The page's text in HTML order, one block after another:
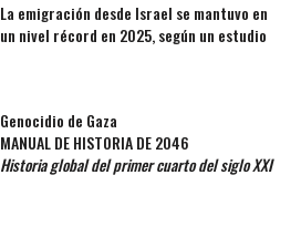
La emigración desde Israel se mantuvo en
un nivel récord en 2025, según un estudio
Genocidio de Gaza
MANUAL DE HISTORIA DE 2046
Historia global del primer cuarto del siglo XXI